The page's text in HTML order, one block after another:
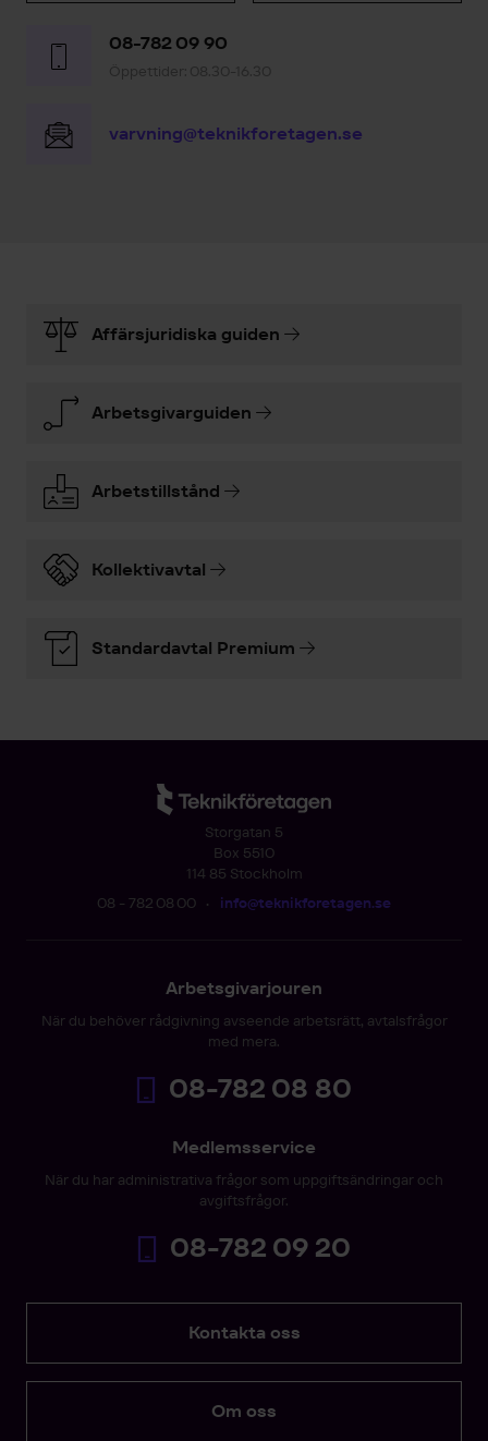
08-782 09 90
Öppettider: 08.30-16.30
varvning@teknikforetagen.se
Affärsjuridiska guiden
Arbetsgivarguiden
Arbetstillstånd
Kollektivavtal
Standardavtal Premium
Storgatan 5
Box 5510
114 85 Stockholm
08 - 782 08 00 • info@teknikforetagen.se
Arbetsgivarjouren
När du behöver rådgivning avseende arbetsrätt, avtalsfrågor
med mera.
08-782 08 80
Medlemsservice
När du har administrativa frågor som uppgiftsändringar och
avgiftsfrågor.
08-782 09 20
Kontakta oss
Om oss